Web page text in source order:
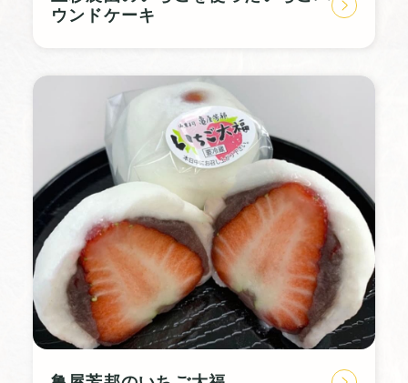
ウンドケーキ